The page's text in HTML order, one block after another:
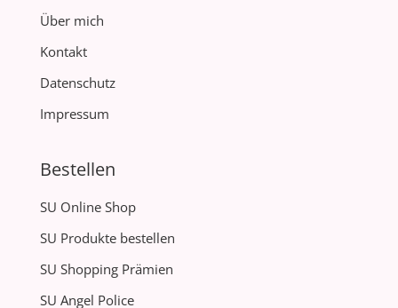
Über mich
Kontakt
Datenschutz
Impressum
Bestellen
SU Online Shop
SU Produkte bestellen
SU Shopping Prämien
SU Angel Police